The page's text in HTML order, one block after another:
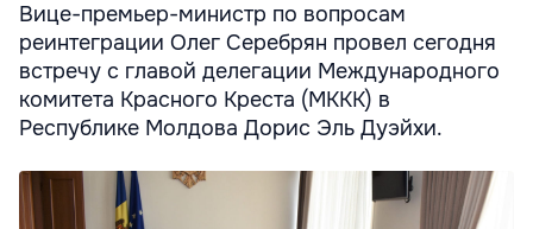
Вице-премьер-министр по вопросам
реинтеграции Олег Серебрян провел сегодня
встречу с главой делегации Международного
комитета Красного Креста (МККК) в
Республике Молдова Дорис Эль Дуэйхи.